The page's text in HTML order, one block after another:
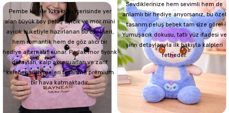
Pembe kadife lüks kutu içerisinde yer
alan büyük boy peluş ayıcık ve mor mini
ayıcık buketiyle hazırlanan bu özel seri,
hem romantik hem de göz alıcı bir
hediye alternatifi sunar. Parlak mor fiyonk
detayları, kalp aksesuarları ve zarif
kelebek süslemeleri tasarıma premium
bir hava katmaktadır.
Sevdiklerinize hem sevimli hem de
anlamlı bir hediye arıyorsanız, bu özel
tasarım peluş bebek tam size göre!
Yumuşacık dokusu, tatlı yüz ifadesi ve
şirin detaylarıyla ilk bakışta kalpleri
fetheder.